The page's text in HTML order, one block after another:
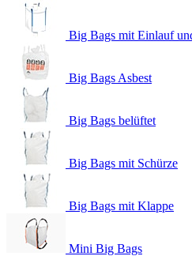
Big Bags mit Einlauf
Big Bags Asbest
Big Bags belüftet
Big Bags mit Schürze
Big Bags mit Klappe
Mini Big Bags